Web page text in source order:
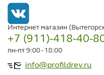
Интернет магазин
+7 (911)-418-40-
пн-пт 9:00 - 18:00
info@profildrev.ru